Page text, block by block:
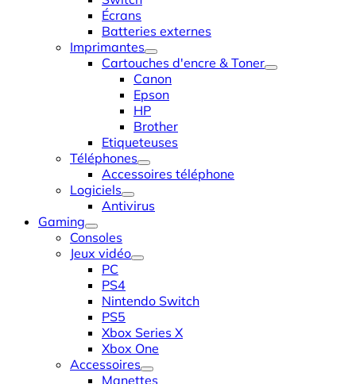
Écrans
Batteries externes
Imprimantes
Cartouches d'encre & Toner
Canon
Epson
HP
Brother
Etiqueteuses
Téléphones
Accessoires téléphone
Logiciels
Antivirus
Gaming
Consoles
Jeux vidéo
PC
PS4
Nintendo Switch
PS5
Xbox Series X
Xbox One
Accessoires
Manettes